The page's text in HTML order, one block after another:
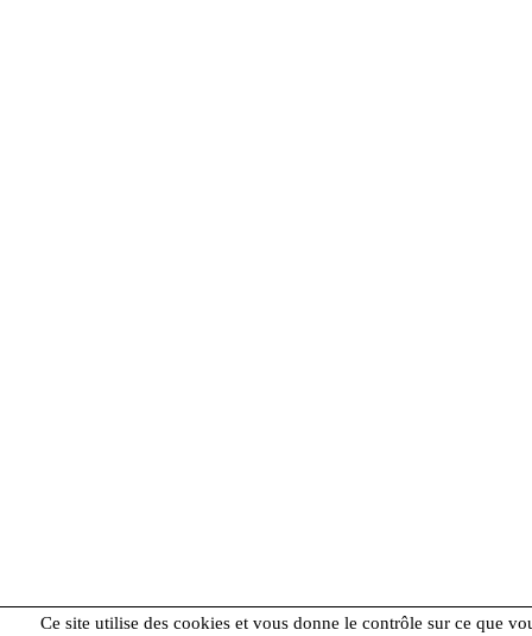
Ce site utilise des cookies et vous donne le contrôle sur ce que